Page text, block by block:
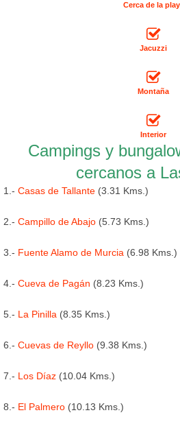
Cerca de la
Jacuzzi
Montaña
Interior
Campings y
cercanos a
1.- Casas de Tallante (3.31 Kms.)
2.- Campillo de Abajo (5.73 Kms.)
3.- Fuente Alamo de Murcia (6.98 Kms.)
4.- Cueva de Pagán (8.23 Kms.)
5.- La Pinilla (8.35 Kms.)
6.- Cuevas de Reyllo (9.38 Kms.)
7.- Los Díaz (10.04 Kms.)
8.- El Palmero (10.13 Kms.)